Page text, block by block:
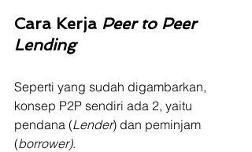
Cara Kerja Peer to Peer
Lending
Seperti yang sudah digambarkan,
konsep P2P sendiri ada 2, yaitu
pendana (Lender) dan peminjam
(borrower).